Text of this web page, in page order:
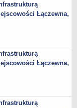
Łączewna,
Łączewna,